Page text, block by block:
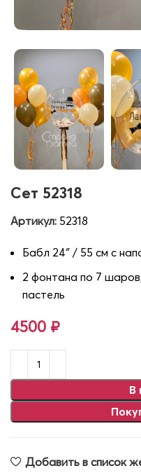
Сет 52318
Артикул: 52318
Бабл 24″ / 55 см с
2 фонтана по 7
пастель
4500 ₽
В
Добавить в список